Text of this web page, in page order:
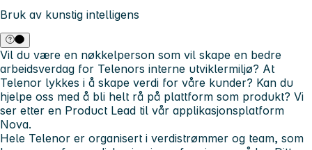
Bruk av kunstig intelligens
Vil du være en nøkkelperson som vil skape en bedre
arbeidsverdag for Telenors interne utviklermiljø? At
Telenor lykkes i å skape verdi for våre kunder? Kan du
hjelpe oss med å bli helt rå på plattform som produkt? Vi
ser etter en Product Lead til vår applikasjonsplatform
Nova.
Hele Telenor er organisert i verdistrømmer og team, som